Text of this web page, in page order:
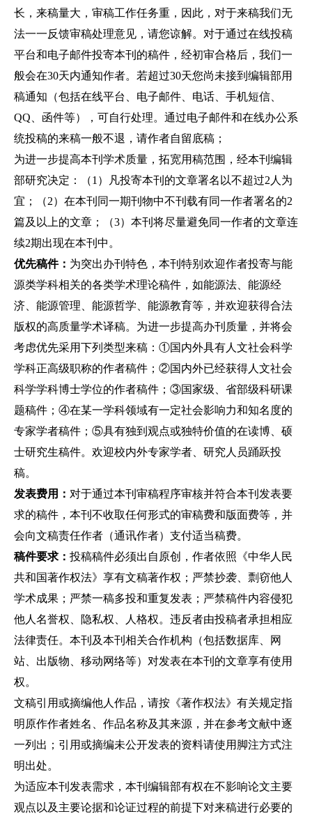
长，来稿量大，审稿工作任务重，因此，对于来稿我们无
法一一反馈审稿处理意见，请您谅解。对于通过在线投稿
平台和电子邮件投寄本刊的稿件，经初审合格后，我们一
般会在30天内通知作者。若超过30天您尚未接到编辑部用
稿通知（包括在线平台、电子邮件、电话、手机短信、
QQ、函件等），可自行处理。通过电子邮件和在线办公系
统投稿的来稿一般不退，请作者自留底稿；
为进一步提高本刊学术质量，拓宽用稿范围，经本刊编辑
部研究决定：（1）凡投寄本刊的文章署名以不超过2人为
宜；（2）在本刊同一期刊物中不刊载有同一作者署名的2
篇及以上的文章；（3）本刊将尽量避免同一作者的文章连
续2期出现在本刊中。
优先稿件： 为突出办刊特色，本刊特别欢迎作者投寄与能
源类学科相关的各类学术理论稿件，如能源法、能源经
济、能源管理、能源哲学、能源教育等，并欢迎获得合法
版权的高质量学术译稿。为进一步提高办刊质量，并将会
考虑优先采用下列类型来稿：①国内外具有人文社会科学
学科正高级职称的作者稿件；②国内外已经获得人文社会
科学学科博士学位的作者稿件；③国家级、省部级科研课
题稿件；④在某一学科领域有一定社会影响力和知名度的
专家学者稿件；⑤具有独到观点或独特价值的在读博、硕
士研究生稿件。欢迎校内外专家学者、研究人员踊跃投
稿。
发表费用： 对于通过本刊审稿程序审核并符合本刊发表要
求的稿件，本刊不收取任何形式的审稿费和版面费等，并
会向文稿责任作者（通讯作者）支付适当稿费。
稿件要求： 投稿稿件必须出自原创，作者依照《中华人民
共和国著作权法》享有文稿著作权；严禁抄袭、剽窃他人
学术成果；严禁一稿多投和重复发表；严禁稿件内容侵犯
他人名誉权、隐私权、人格权。违反者由投稿者承担相应
法律责任。本刊及本刊相关合作机构（包括数据库、网
站、出版物、移动网络等）对发表在本刊的文章享有使用
权。
文稿引用或摘编他人作品，请按《著作权法》有关规定指
明原作作者姓名、作品名称及其来源，并在参考文献中逐
一列出；引用或摘编未公开发表的资料请使用脚注方式注
明出处。
为适应本刊发表需求，本刊编辑部有权在不影响论文主要
观点以及主要论据和论证过程的前提下对来稿进行必要的